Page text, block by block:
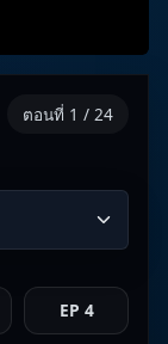
ตอนที่ 1 / 24
EP 4